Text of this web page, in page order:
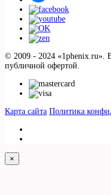
© 2009 - 2024 «1phenix.ru».
публичной офертой.
Карта сайта Политика
×